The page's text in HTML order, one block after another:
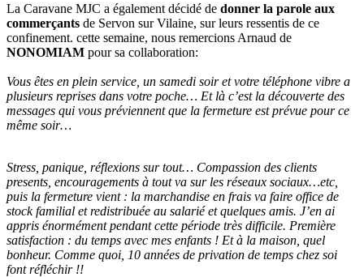
La Caravane MJC a également décidé de donner la parole aux
commerçants de Servon sur Vilaine, sur leurs ressentis de ce
confinement. cette semaine, nous remercions Arnaud de
NONOMIAM pour sa collaboration:
Vous êtes en plein service, un samedi soir et votre téléphone vibre a
plusieurs reprises dans votre poche… Et là c’est la découverte des
messages qui vous préviennent que la fermeture est prévue pour ce
même soir…
Stress, panique, réflexions sur tout… Compassion des clients
presents, encouragements à tout va sur les réseaux sociaux…etc,
puis la fermeture vient : la marchandise en frais va faire office de
stock familial et redistribuée au salarié et quelques amis. J’en ai
appris énormément pendant cette période très difficile. Première
satisfaction : du temps avec mes enfants ! Et à la maison, quel
bonheur. Comme quoi, 10 années de privation de temps chez soi
font réfléchir !!